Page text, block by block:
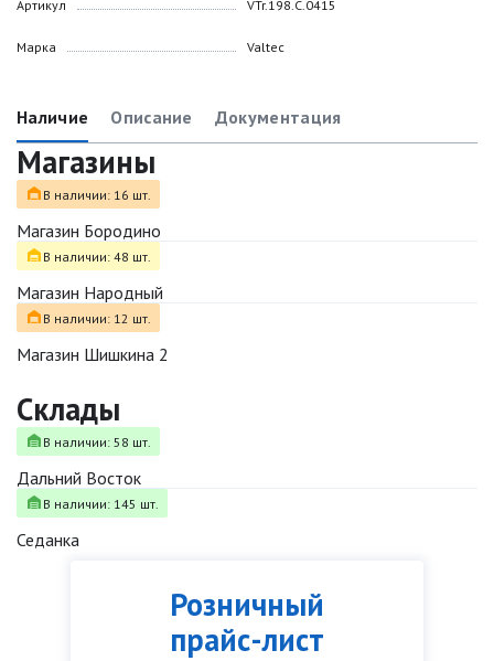
Розничный
прайс-лист
Артикул
Марка
VTr.198.C.0415
Valtec
Наличие Описание Документация
Магазины
В наличии: 16 шт.
Магазин Бородино
В наличии: 48 шт.
Магазин Народный
В наличии: 12 шт.
Магазин Шишкина 2
Склады
В наличии: 58 шт.
Дальний Восток
В наличии: 145 шт.
Седанка